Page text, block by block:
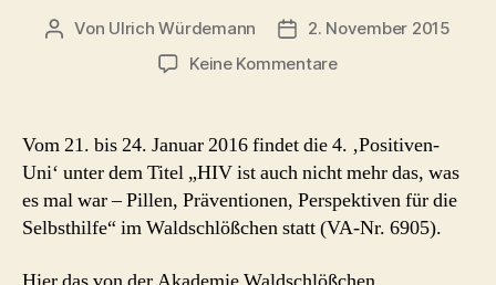
Beitragsautor
Von Ulrich Würdemann Beitragsdatum
2. November 2015
Keine Kommentarezu
2016:
„HIV
ist
auch
nicht
Vom 21. bis 24. Januar 2016 findet die 4. ‚Positiven-
Uni‘ unter dem Titel „HIV ist auch nicht mehr das, was
es mal war – Pillen, Präventionen, Perspektiven für die
Selbsthilfe“ im Waldschlößchen statt (VA-Nr. 6905).